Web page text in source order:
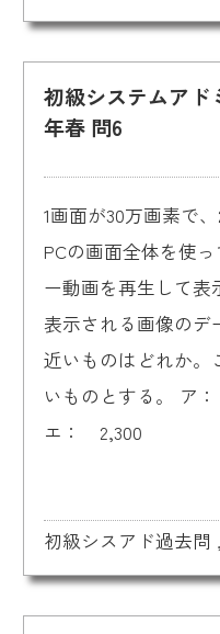
初級システムアド
年春 問6
1画面が30万画素で
PCの画面全体を使
ー動画を再生して表
表示される画像のデ
近いものはどれか。
いものとする。 ア
エ： 2,300
初級シスアド過去問 ,